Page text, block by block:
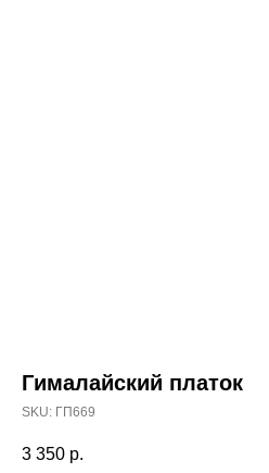
Гималайский платок
SKU: ГП669
3 350 р.